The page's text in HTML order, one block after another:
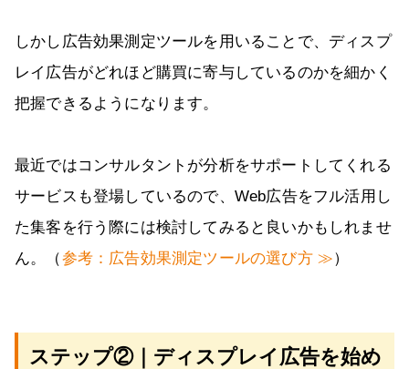
しかし広告効果測定ツールを用いることで、ディスプ
レイ広告がどれほど購買に寄与しているのかを細かく
把握できるようになります。
最近ではコンサルタントが分析をサポートしてくれる
サービスも登場しているので、Web広告をフル活用し
た集客を行う際には検討してみると良いかもしれませ
ん。（参考：広告効果測定ツールの選び方 ≫）
ステップ②｜ディスプレイ広告を始め